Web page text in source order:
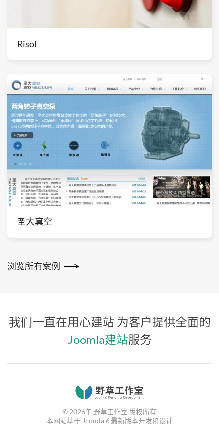
Risol
圣大真空
浏览所有案例
我们一直在用心建站 为客户提供全面的
Joomla建站服务
© 2026年 野草工作室 版权所有
本网站基于 Joomla 6最新版本开发和设计